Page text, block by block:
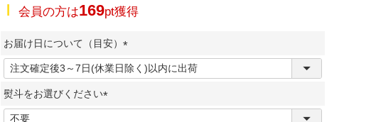
会員の方は169pt獲得
お届け日について（目安）
(
必
)
熨斗をお選びください